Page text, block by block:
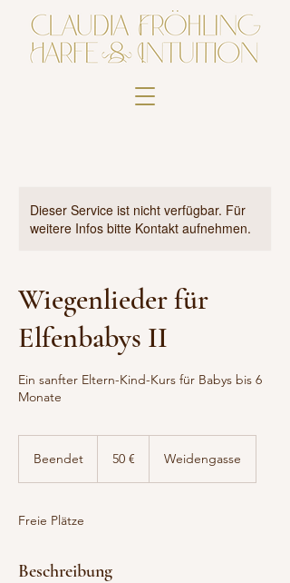
Dieser Service ist nicht verfügbar. Für
weitere Infos bitte Kontakt aufnehmen.
Wiegenlieder für
Elfenbabys II
Ein sanfter Eltern-Kind-Kurs für Babys bis 6
Monate
Beendet 50 € Weidengasse
Freie Plätze
Beschreibung